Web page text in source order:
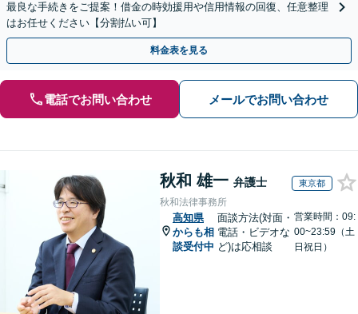
最良な手続きをご提案！借金の時効援用や信用情報の回復、任意整理
はお任せください【分割払い可】
料金表を見る
電話でお問い合わせ メールでお問い合わせ
秋和 雄一 弁護士 東京都
秋和法律事務所
高知県
からも相
談受付中
面談方法(対面・
電話・ビデオな
ど)は応相談
営業時間：09:
00~23:59（土
日祝日）